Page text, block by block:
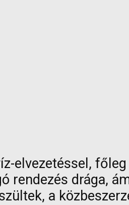
elvezetéssel,
rendezés drága,
a